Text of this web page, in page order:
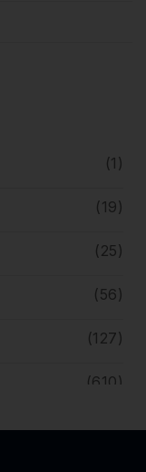
(1)
(19)
(25)
(56)
(127)
(610)
(5)